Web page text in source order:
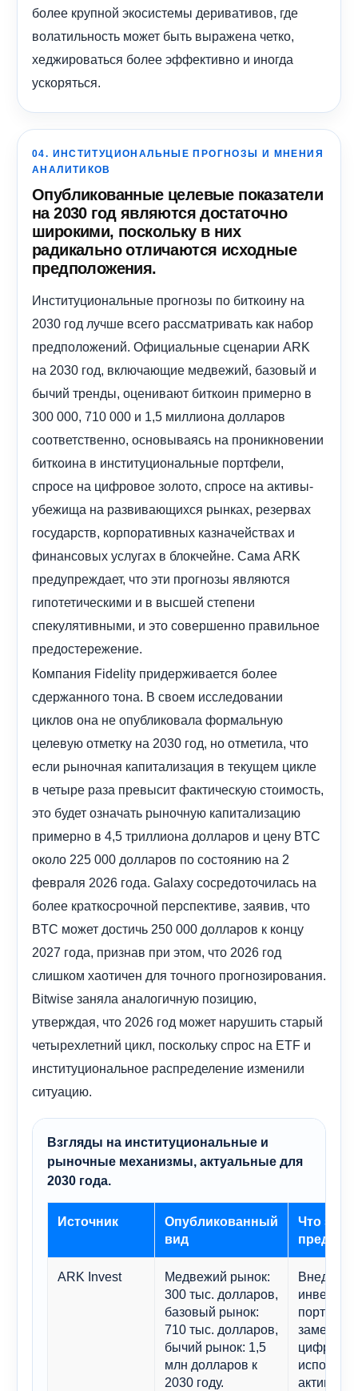
более крупной экосистемы деривативов, где
волатильность может быть выражена четко,
хеджироваться более эффективно и иногда
ускоряться.
04. ИНСТИТУЦИОНАЛЬНЫЕ ПРОГНОЗЫ И МНЕНИЯ
АНАЛИТИКОВ
Опубликованные целевые показатели
на 2030 год являются достаточно
широкими, поскольку в них
радикально отличаются исходные
предположения.
Институциональные прогнозы по биткоину на
2030 год лучше всего рассматривать как набор
предположений. Официальные сценарии ARK
на 2030 год, включающие медвежий, базовый и
бычий тренды, оценивают биткоин примерно в
300 000, 710 000 и 1,5 миллиона долларов
соответственно, основываясь на проникновении
биткоина в институциональные портфели,
спросе на цифровое золото, спросе на активы-
убежища на развивающихся рынках, резервах
государств, корпоративных казначействах и
финансовых услугах в блокчейне. Сама ARK
предупреждает, что эти прогнозы являются
гипотетическими и в высшей степени
спекулятивными, и это совершенно правильное
предостережение.
Компания Fidelity придерживается более
сдержанного тона. В своем исследовании
циклов она не опубликовала формальную
целевую отметку на 2030 год, но отметила, что
если рыночная капитализация в текущем цикле
в четыре раза превысит фактическую стоимость,
это будет означать рыночную капитализацию
примерно в 4,5 триллиона долларов и цену BTC
около 225 000 долларов по состоянию на 2
февраля 2026 года. Galaxy сосредоточилась на
более краткосрочной перспективе, заявив, что
BTC может достичь 250 000 долларов к концу
2027 года, признав при этом, что 2026 год
слишком хаотичен для точного прогнозирования.
Bitwise заняла аналогичную позицию,
утверждая, что 2026 год может нарушить старый
четырехлетний цикл, поскольку спрос на ETF и
институциональное распределение изменили
ситуацию.
Взгляды на институциональные и
рыночные механизмы, актуальные для
2030 года.
Источник
Опубликованный
вид
Что это
ARK Invest
Медвежий рынок:
300 тыс. долларов,
базовый рынок:
710 тыс. долларов,
бычий рынок: 1,5
млн долларов к
2030 году.
активов-